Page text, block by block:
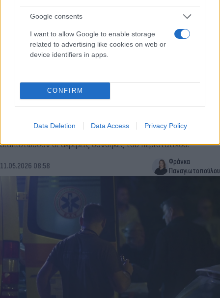
Google consents
I want to allow Google to enable storage
related to advertising like cookies on web or
device identifiers in apps.
CONFIRM
Data Deletion Data Access Privacy Policy
Κορινθία: 69χρονος αυτοπυροβολήθηκε μέσα στο
σπίτι του - Τον βρήκε νεκρό ο αδελφός του
διαπιστωθούν οι ακριβείς συνθήκες του περιστατικού.
11.05.2026 08:58
Φράνκα
Παναγιωτοπούλου